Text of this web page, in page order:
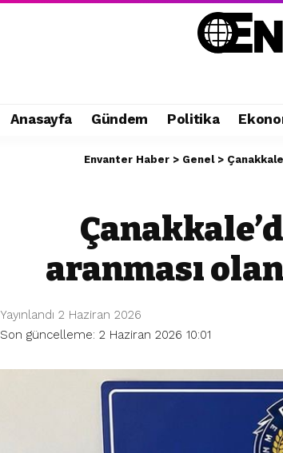
Anasayfa Gündem Politika
Envanter Haber> Genel>
aranması
Son güncelleme: 2 Haziran 2026 10:01
Yayınlandı 2 Haziran 2026